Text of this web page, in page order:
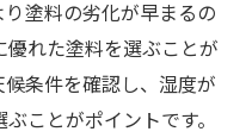
塗料の劣化が早まるの
れた塗料を選ぶことが
条件を確認し、湿度が
ことがポイントです。